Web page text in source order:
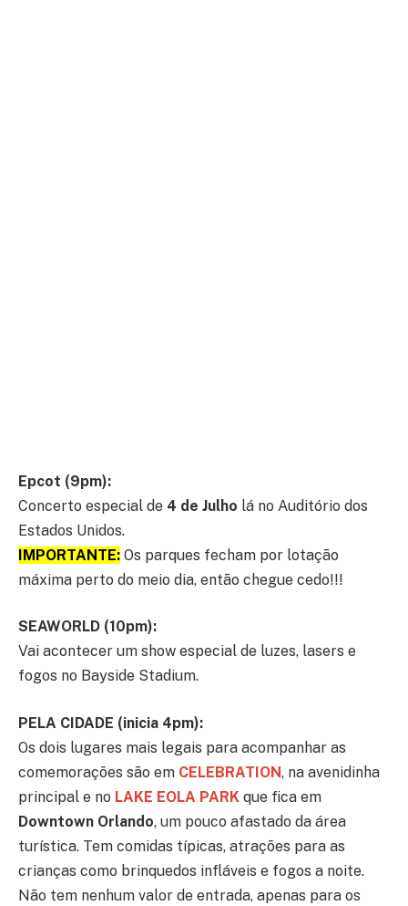
Epcot (9pm):
Concerto especial de 4 de Julho lá no Auditório dos
Estados Unidos.
IMPORTANTE: Os parques fecham por lotação
máxima perto do meio dia, então chegue cedo!!!
SEAWORLD (10pm):
Vai acontecer um show especial de luzes, lasers e
fogos no Bayside Stadium.
PELA CIDADE (inicia 4pm):
Os dois lugares mais legais para acompanhar as
comemorações são em CELEBRATION, na avenidinha
principal e no LAKE EOLA PARK que fica em
Downtown Orlando, um pouco afastado da área
turística. Tem comidas típicas, atrações para as
crianças como brinquedos infláveis e fogos a noite.
Não tem nenhum valor de entrada, apenas para os